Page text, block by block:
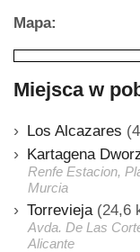
Mapa:
Miejsca w
Los Alcazares
Kartagena
Renfe Estacion,
Murcia
Torrevieja (24,6
Avda. De Las
Alicante